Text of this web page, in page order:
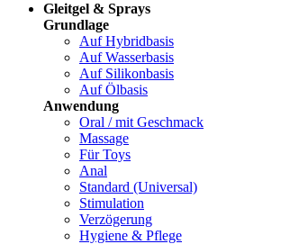
Gleitgel & Sprays
Grundlage
Auf Hybridbasis
Auf Wasserbasis
Auf Silikonbasis
Auf Ölbasis
Anwendung
Oral / mit Geschmack
Massage
Für Toys
Anal
Standard (Universal)
Stimulation
Verzögerung
Hygiene & Pflege